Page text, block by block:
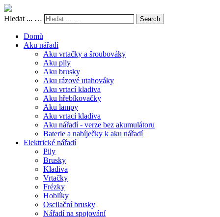
Hledat ... … Search
Domů
Aku nářadí
Aku vrtačky a šroubováky
Aku pily
Aku brusky
Aku rázové utahováky
Aku vrtací kladiva
Aku hřebíkovačky
Aku lampy
Aku vrtací kladiva
Aku nářadí - verze bez akumulátoru
Baterie a nabíječky k aku nářadí
Elektrické nářadí
Pily
Brusky
Kladiva
Vrtačky
Frézky
Hoblíky
Oscilační brusky
Nářadí na spojování